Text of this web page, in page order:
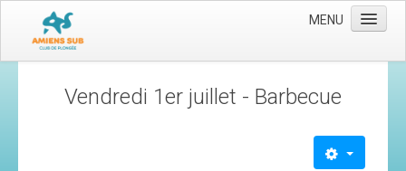
MENU
Vendredi 1er juillet - Barbecue